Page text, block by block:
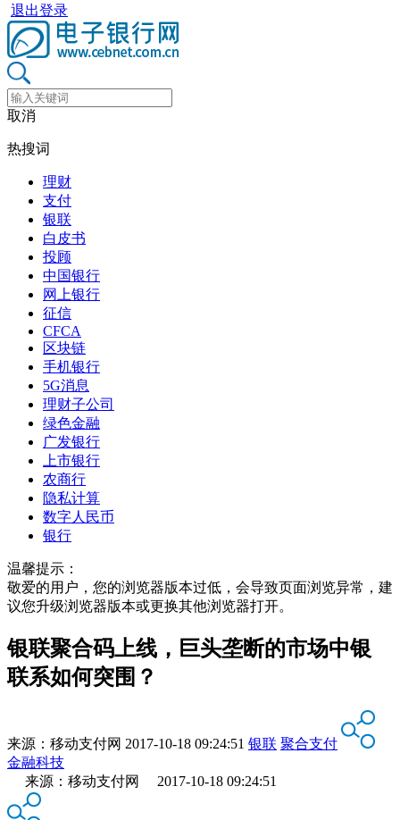
退出登录
取消
热搜词
理财
支付
银联
白皮书
投顾
中国银行
网上银行
征信
CFCA
区块链
手机银行
5G消息
理财子公司
绿色金融
广发银行
上市银行
农商行
隐私计算
数字人民币
银行
温馨提示：
敬爱的用户，您的浏览器版本过低，会导致页面浏览异常，建
议您升级浏览器版本或更换其他浏览器打开。
银联聚合码上线，巨头垄断的市场中银
联系如何突围？
来源： 移动支付网 2017-10-18 09:24:51 银联 聚合支付
金融科技
来源：移动支付网 2017-10-18 09:24:51